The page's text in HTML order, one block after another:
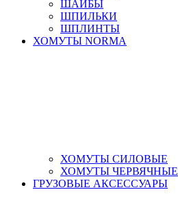
ШАЙБЫ
ШПИЛЬКИ
ШПЛИНТЫ
ХОМУТЫ NORMA
ХОМУТЫ СИЛОВЫЕ
ХОМУТЫ ЧЕРВЯЧНЫЕ
ГРУЗОВЫЕ АКСЕССУАРЫ